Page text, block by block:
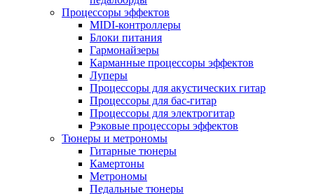
Процессоры эффектов
MIDI-контроллеры
Блоки питания
Гармонайзеры
Карманные процессоры эффектов
Луперы
Процессоры для акустических гитар
Процессоры для бас-гитар
Процессоры для электрогитар
Рэковые процессоры эффектов
Тюнеры и метрономы
Гитарные тюнеры
Камертоны
Метрономы
Педальные тюнеры